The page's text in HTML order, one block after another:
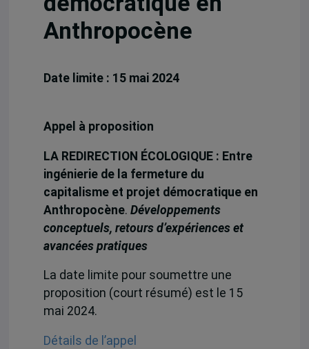
Anthropocène
Date limite : 15 mai 2024
Appel à proposition
LA REDIRECTION ÉCOLOGIQUE : Entre
ingénierie de la fermeture du
capitalisme et projet démocratique en
Anthropocène. Développements
conceptuels, retours d’expériences et
avancées pratiques
La date limite pour soumettre une
proposition (court résumé) est le 15
mai 2024.
Détails de l’appel